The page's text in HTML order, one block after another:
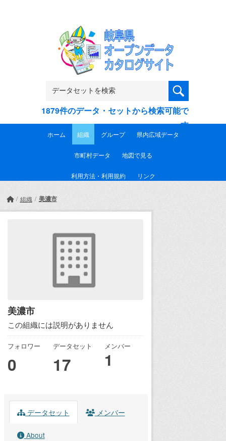
1879件のデータ・セットから検索可能で
す
ホーム 組織 グループ 県内広域データ
市町村データ 地図で見る
利用方法・利用規約 リンク
組織 美濃市
美濃市
この組織には説明がありません
フォロワー
0
データセット
17
メンバー
1
データセット メンバー
About